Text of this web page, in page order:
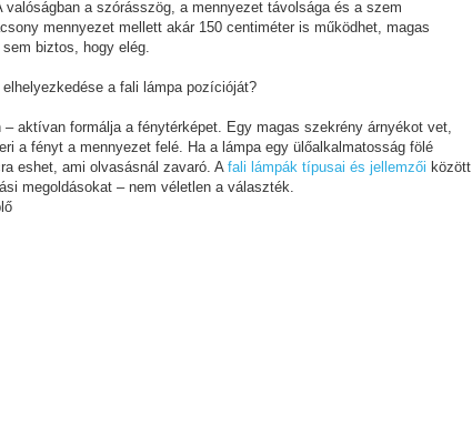
valóságban a szórásszög, a mennyezet távolsága és a szem
mennyezet mellett akár 150 centiméter is működhet, magas
biztos, hogy elég.
a fali lámpa pozícióját?
aktívan formálja a fénytérképet. Egy magas szekrény árnyékot vet,
a fényt a mennyezet felé. Ha a lámpa egy ülőalkalmatosság fölé
eshet, ami olvasásnál zavaró. A fali lámpák típusai és jellemzői között
megoldásokat – nem véletlen a választék.